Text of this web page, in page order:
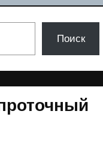
Поиск